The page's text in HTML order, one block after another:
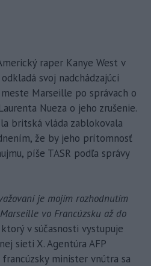
raper Kanye West v
svoj nadchádzajúci
Marseille po správach o
Nueza o jeho zrušenie.
britská vláda zablokovala
že by jeho prítomnosť
píše TASR podľa správy
je mojím rozhodnutím
vo Francúzsku až do
v súčasnosti vystupuje
sieti X. Agentúra AFP
minister vnútra sa